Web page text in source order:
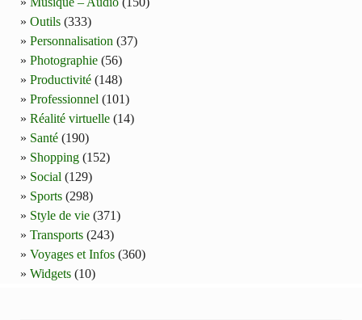
Outils (333)
Personnalisation (37)
Photographie (56)
Productivité (148)
Professionnel (101)
Réalité virtuelle (14)
Santé (190)
Shopping (152)
Social (129)
Sports (298)
Style de vie (371)
Transports (243)
Voyages et Infos (360)
Widgets (10)